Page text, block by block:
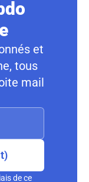
et
tous
mail
de ce